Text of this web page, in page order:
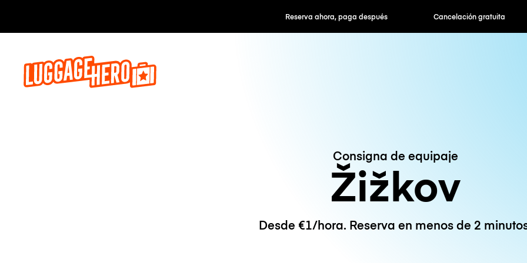
Reserva ahora, paga después Cancelación gratuita Tarifas
Consigna de equipaje
Žižkov
Desde €1/hora. Reserva en menos de 2